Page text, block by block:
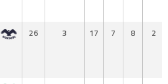
26 3 17 7 8 2